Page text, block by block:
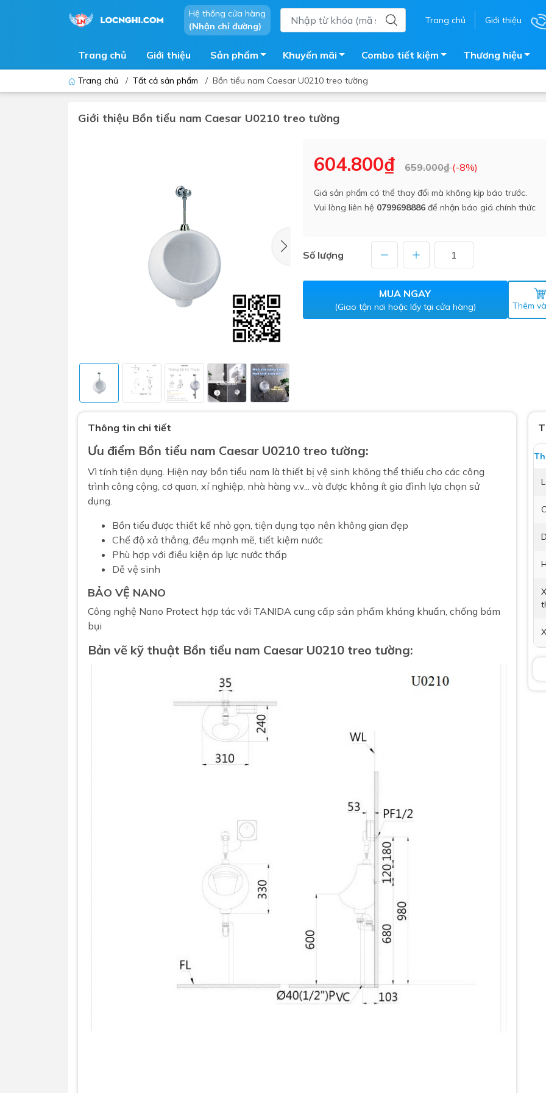
Hệ thống cửa hàng
(Nhận chỉ đường)
Trang chủ Giới thiệu
Trang chủ Giới thiệu Sản phẩm
Vòi chậu - vòi hồ - vòi gắn tường
Lavabo tủ - Lavabo kính
Máy tắm nước nóng điện
Chậu giặt
trời
Bồn bảo ôn
Bồn nhựa tự hoại
Vòi pha nóng lạnh
Vật tư
Máy nước nóng gián tiếp
Phụ kiện nhà vệ sinh
Gương nhà vệ sinh - nhà tắm
Máy sấy tay
Nắp bồn cầu
Nắp điện tử
Combo bồn cầu nhà trọ giá rẻ
Combo thiết bị vệ sinh chính hãng
Combo Máy nước nóng năng lượng
Combo thiết bị vệ sinh cao cấp
Khuyến mãi Combo tiết kiệm Thương hiệu
Trang chủ / Tất cả sản phẩm / Bồn tiểu nam Caesar U0210 treo tường
Giới thiệu Bồn tiểu nam Caesar U0210 treo tường
604.800₫ 659.000₫(-8%)
Giá sản phẩm có thể thay đổi mà không kịp báo trước.
Vui lòng liên hệ 0799698886 để nhận báo giá chính thức
Số lượng
MUA NGAY
(Giao tận nơi hoặc lấy tại cửa hàng) Thêm
Thông tin chi tiết
Ưu điểm Bồn tiểu nam Caesar U0210 treo tường:
Vì tính tiện dụng. Hiện nay bồn tiểu nam là thiết bị vệ sinh không thể thiếu cho các công
trình công cộng, cơ quan, xí nghiệp, nhà hàng v.v... và được không ít gia đình lựa chọn sử
dụng.
Bồn tiểu được thiết kế nhỏ gọn, tiện dụng tạo nên không gian đẹp
Chế độ xả thẳng, đều mạnh mẽ, tiết kiệm nước
Phù hợp với điều kiện áp lực nước thấp
Dễ vệ sinh
BẢO VỆ NANO
Công nghệ Nano Protect hợp tác với TANIDA cung cấp sản phẩm kháng khuẩn, chống bám
bụi
Bản vẽ kỹ thuật Bồn tiểu nam Caesar U0210 treo tường: